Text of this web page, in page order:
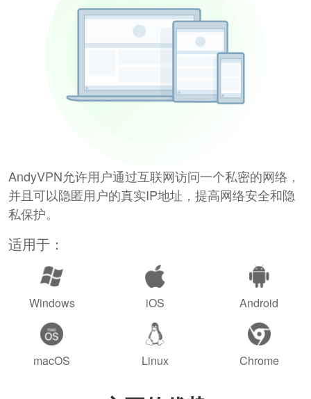
AndyVPN允许用户通过互联网访问一个私密的网络，
并且可以隐匿用户的真实IP地址，提高网络安全和隐
私保护。
适用于：
Windows iOS Android
macOS Linux Chrome